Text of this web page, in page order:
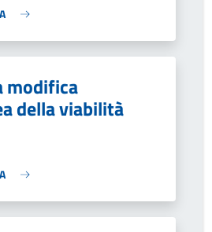
modifica
della viabilità